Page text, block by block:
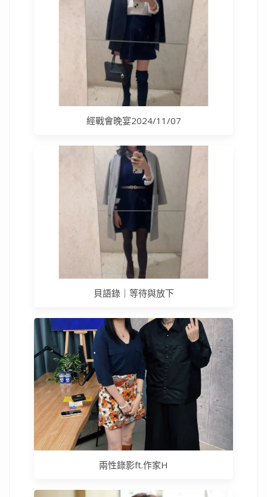
經戰會晚宴2024/11/07
貝語錄｜等待與放下
兩性錄影ft.作家H